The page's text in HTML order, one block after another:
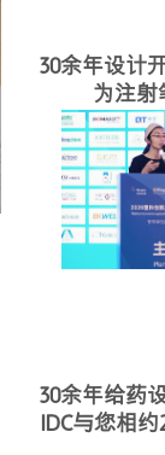
30余年设计
为注射
30余年给药
IDC与您相